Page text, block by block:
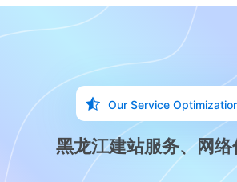
Our Service
黑龙江建站服务、网